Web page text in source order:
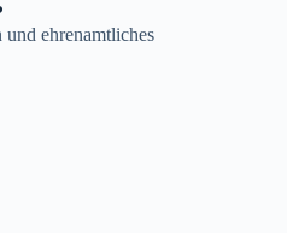
ehrenamtliches